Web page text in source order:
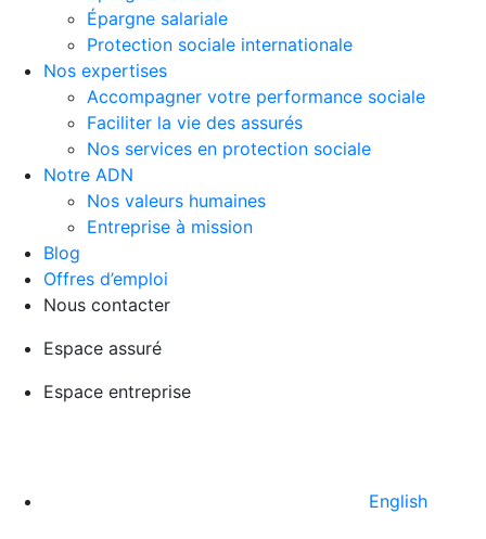
Épargne salariale
Protection sociale internationale
Nos expertises
Accompagner votre performance sociale
Faciliter la vie des assurés
Nos services en protection sociale
Notre ADN
Nos valeurs humaines
Entreprise à mission
Blog
Offres d’emploi
Nous contacter
Espace assuré
Espace entreprise
English